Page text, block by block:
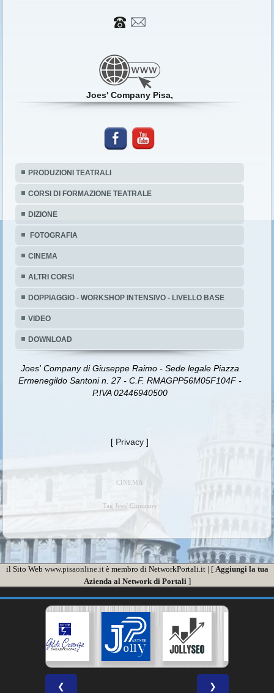
Joes' Company Pisa,
PRODUZIONI TEATRALI
CORSI DI FORMAZIONE TEATRALE
DIZIONE
FOTOGRAFIA
CINEMA
ALTRI CORSI
DOPPIAGGIO - WORKSHOP INTENSIVO - LIVELLO BASE
VIDEO
DOWNLOAD
Joes' Company di Giuseppe Raimo - Sede legale Piazza
Ermenegildo Santoni n. 27 - C.F. RMAGPP56M05F104F -
P.IVA 02446940500
[ Privacy ]
CINEMA
Tag Joes' Company
il Sito Web www.pisaonline.itè membro di NetworkPortali.it | [ Aggiungi la tua
Azienda al Network di Portali]
❮ ❯